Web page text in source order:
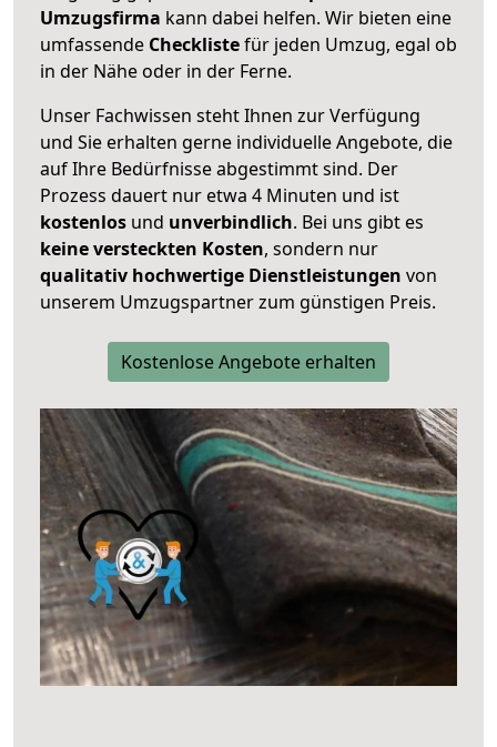
Umzugsfirma kann dabei helfen. Wir bieten eine
umfassende Checklistefür jeden Umzug, egal ob
in der Nähe oder in der Ferne.
Unser Fachwissen steht Ihnen zur Verfügung
und Sie erhalten gerne individuelle Angebote, die
auf Ihre Bedürfnisse abgestimmt sind. Der
Prozess dauert nur etwa 4 Minuten und ist
kostenlos und unverbindlich. Bei uns gibt es
keine versteckten Kosten, sondern nur
qualitativ hochwertige Dienstleistungen von
unserem Umzugspartner zum günstigen Preis.
Kostenlose Angebote erhalten